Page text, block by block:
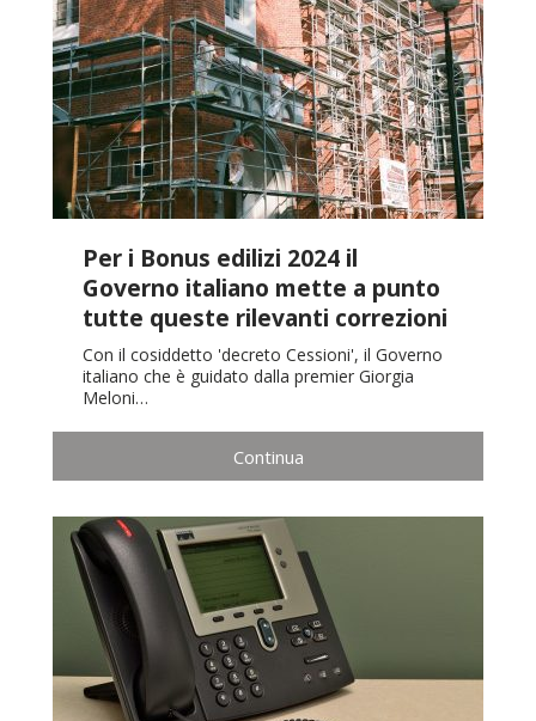
Per i Bonus edilizi 2024 il
Governo italiano mette a punto
tutte queste rilevanti correzioni
Con il cosiddetto 'decreto Cessioni', il Governo
italiano che è guidato dalla premier Giorgia
Meloni…
Continua